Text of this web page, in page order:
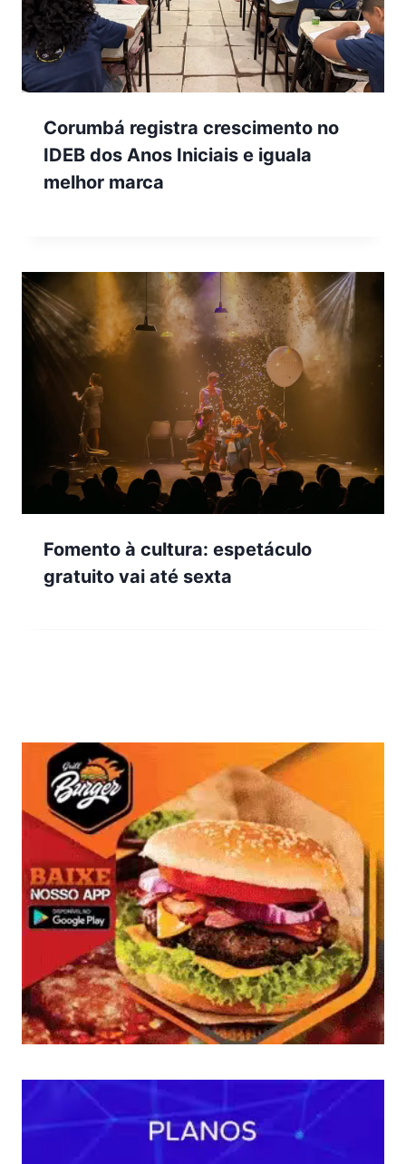
Corumbá registra crescimento no
IDEB dos Anos Iniciais e iguala
melhor marca
Fomento à cultura: espetáculo
gratuito vai até sexta